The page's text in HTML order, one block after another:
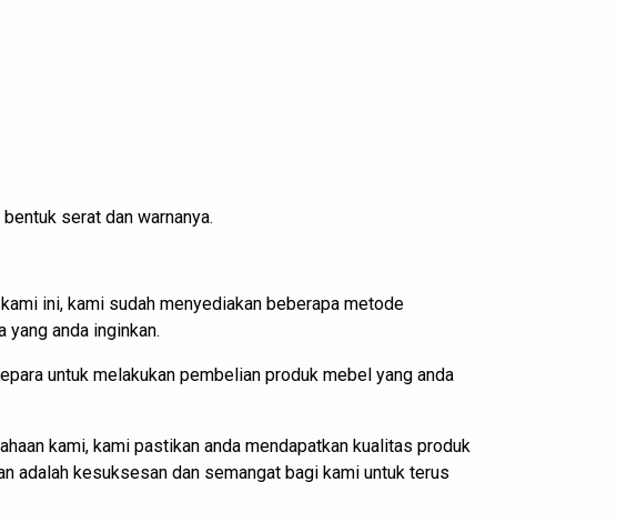
serat dan warnanya.
ini, kami sudah menyediakan beberapa metode
yang anda inginkan.
untuk melakukan pembelian produk mebel yang anda
kami, kami pastikan anda mendapatkan kualitas produk
adalah kesuksesan dan semangat bagi kami untuk terus